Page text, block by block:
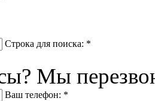
Строка для поиска: *
Мы
Ваш телефон: *